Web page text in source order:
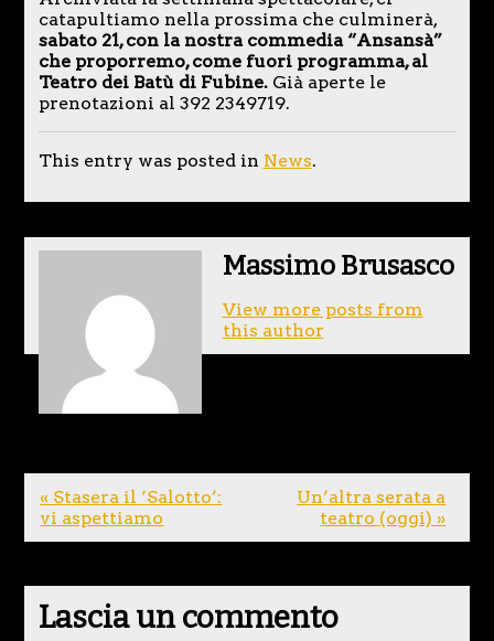
catapultiamo nella prossima che culminerà,
sabato 21, con la nostra commedia “Ansansà”
che proporremo, come fuori programma, al
Teatro dei Batù di Fubine.Già aperte le
prenotazioni al 392 2349719.
This entry was posted in News.
Massimo Brusasco
View more posts from
this author
« Stasera il ‘Salotto’:
vi aspettiamo
Un’altra serata a
teatro (oggi) »
Lascia un commento